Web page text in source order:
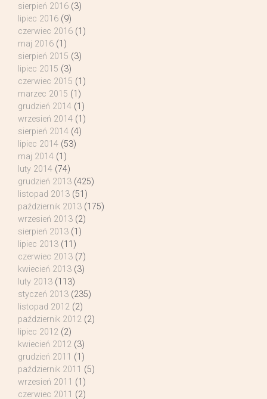
sierpień 2016 (3)
lipiec 2016 (9)
czerwiec 2016 (1)
maj 2016 (1)
sierpień 2015 (3)
lipiec 2015 (3)
czerwiec 2015 (1)
marzec 2015 (1)
grudzień 2014 (1)
wrzesień 2014 (1)
sierpień 2014 (4)
lipiec 2014 (53)
maj 2014 (1)
luty 2014 (74)
grudzień 2013 (425)
listopad 2013 (51)
październik 2013 (175)
wrzesień 2013 (2)
sierpień 2013 (1)
lipiec 2013 (11)
czerwiec 2013 (7)
kwiecień 2013 (3)
luty 2013 (113)
styczeń 2013 (235)
listopad 2012 (2)
październik 2012 (2)
lipiec 2012 (2)
kwiecień 2012 (3)
grudzień 2011 (1)
październik 2011 (5)
wrzesień 2011 (1)
czerwiec 2011 (2)